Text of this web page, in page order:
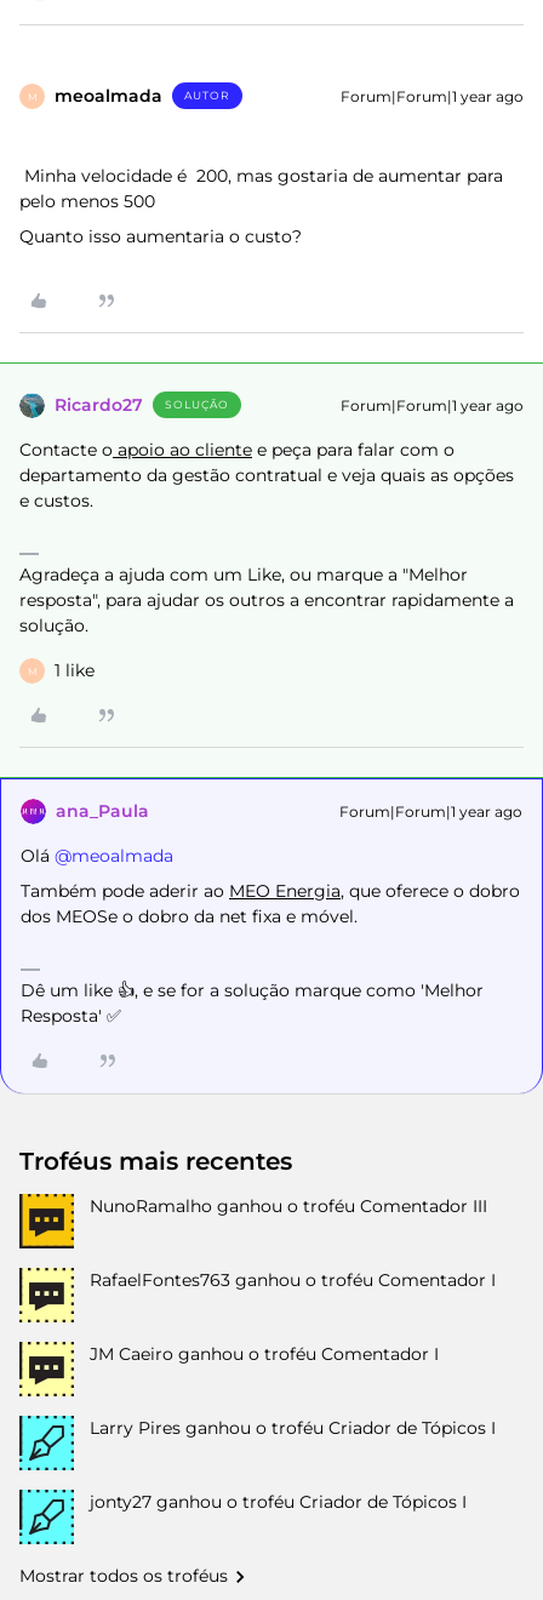
M meoalmada AUTOR Forum|Forum|1 year ago
Minha velocidade é 200, mas gostaria de aumentar para
pelo menos 500
Quanto isso aumentaria o custo?
Ricardo27 SOLUÇÃO Forum|Forum|1 year ago
Contacte o apoio ao cliente e peça para falar com o
departamento da gestão contratual e veja quais as opções
e custos.
Agradeça a ajuda com um Like, ou marque a "Melhor
resposta", para ajudar os outros a encontrar rapidamente a
solução.
M 1 like
ana_Paula Forum|Forum|1 year ago
Olá ​ @meoalmada
Também pode aderir ao MEO Energia, que oferece o dobro
dos MEOSe o dobro da net fixa e móvel.
Dê um like 👍, e se for a solução marque como 'Melhor
Resposta' ✅
Troféus mais recentes
NunoRamalho ganhou o troféu Comentador III
RafaelFontes763 ganhou o troféu Comentador I
JM Caeiro ganhou o troféu Comentador I
Larry Pires ganhou o troféu Criador de Tópicos I
jonty27 ganhou o troféu Criador de Tópicos I
Mostrar todos os troféus